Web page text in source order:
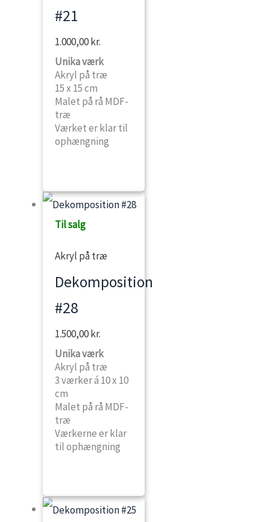
#21
1.000,00kr.
Unika værk
Akryl på træ
15 x 15 cm
Malet på rå MDF-
træ
Værket er klar til
ophængning
Til salg
Akryl på træ
Dekomposition
#28
1.500,00kr.
Unika værk
Akryl på træ
3 værker á 10 x 10
cm
Malet på rå MDF-
træ
Værkerne er klar
til ophængning